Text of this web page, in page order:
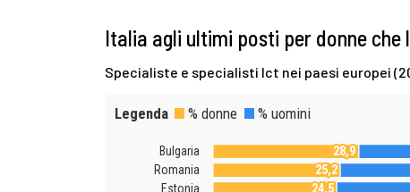
Italia agli ultimi posti per donne
Specialiste e specialisti Ict nei paesi europei